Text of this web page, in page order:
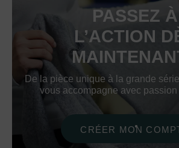
PASSEZ À
L’ACTION
De la pièce unique à la grande
vous accompagne avec passion
CRÉER MON